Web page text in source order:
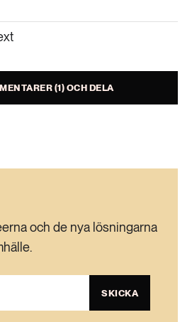
(1) OCH DELA
och de nya lösningarna
SKICKA